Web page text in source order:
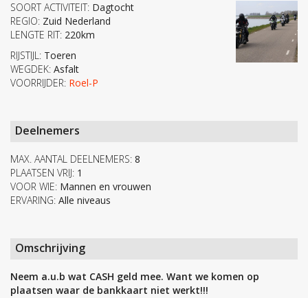
SOORT ACTIVITEIT: Dagtocht
REGIO: Zuid Nederland
LENGTE RIT: 220km
RIJSTIJL: Toeren
WEGDEK: Asfalt
VOORRIJDER: Roel-P
Deelnemers
MAX. AANTAL DEELNEMERS: 8
PLAATSEN VRIJ: 1
VOOR WIE: Mannen en vrouwen
ERVARING: Alle niveaus
Omschrijving
Neem a.u.b wat CASH geld mee. Want we komen op
plaatsen waar de bankkaart niet werkt!!!